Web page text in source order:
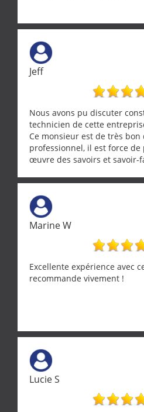
Jeff
Nous avons pu discuter
technicien de cette
Ce monsieur est de très bon
professionnel, il est force
œuvre des savoirs et savoir-
demande de l écoute et de
ne se trouve que chez les
Merci a ce monsieur pour sa
Marine W
Excellente expérience avec
recommande vivement !
Lucie S